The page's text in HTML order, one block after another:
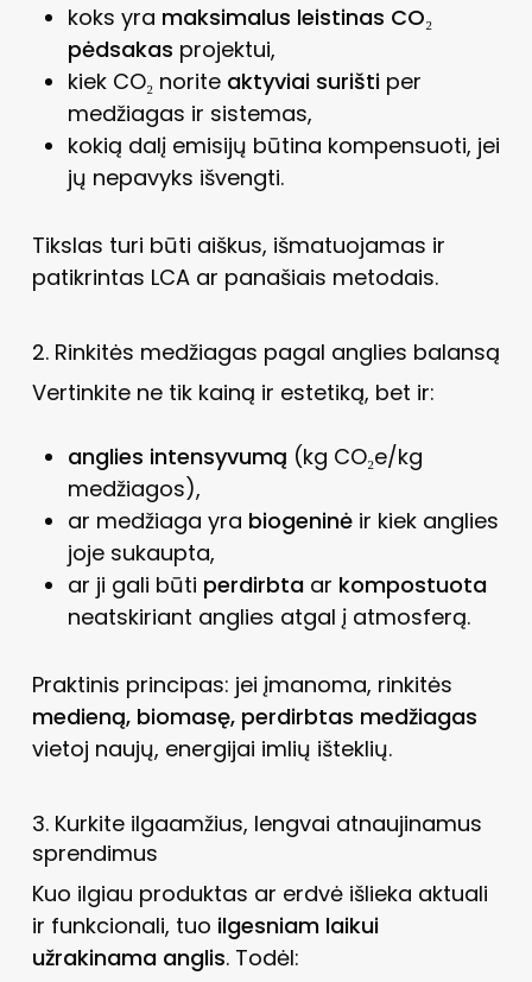
koks yra maksimalus leistinas CO₂
pėdsakas projektui,
kiek CO₂ norite aktyviai surištiper
medžiagas ir sistemas,
kokią dalį emisijų būtina kompensuoti, jei
jų nepavyks išvengti.
Tikslas turi būti aiškus, išmatuojamas ir
patikrintas LCA ar panašiais metodais.
2. Rinkitės medžiagas pagal anglies balansą
Vertinkite ne tik kainą ir estetiką, bet ir:
anglies intensyvumą (kg CO₂e/kg
medžiagos),
ar medžiaga yra biogeninėir kiek anglies
joje sukaupta,
ar ji gali būti perdirbtaar kompostuota
neatskiriant anglies atgal į atmosferą.
Praktinis principas: jei įmanoma, rinkitės
medieną, biomasę, perdirbtas medžiagas
vietoj naujų, energijai imlių išteklių.
3. Kurkite ilgaamžius, lengvai atnaujinamus
sprendimus
Kuo ilgiau produktas ar erdvė išlieka aktuali
ir funkcionali, tuo ilgesniam laikui
užrakinama anglis. Todėl: